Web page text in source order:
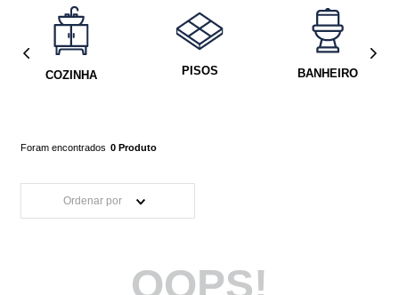
COZINHA PISOS BANHEIRO
0 Produto
Ordenar por
OOPS!
porcelanato
5 revestimento
pia
8º porta
9º chuveiro